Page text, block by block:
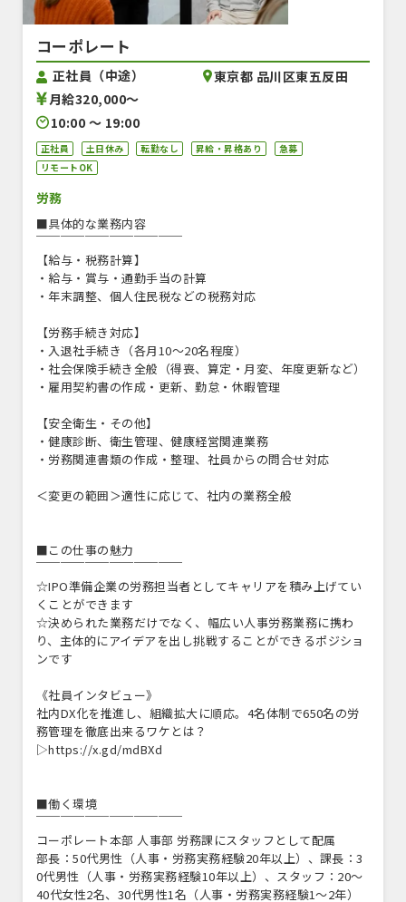
コーポレート
正社員（中途）
月給320,000〜
10:00 〜 19:00
東京都 品川区東五反田
正社員 土日休み 転勤なし 昇給・昇格あり
急募
リモートOK
労務
■具体的な業務内容
￣￣￣￣￣￣￣￣￣￣￣￣
【給与・税務計算】
・給与・賞与・通勤手当の計算
・年末調整、個人住民税などの税務対応
【労務手続き対応】
・入退社手続き（各月10～20名程度）
・社会保険手続き全般（得喪、算定・月変、年度更新など）
・雇用契約書の作成・更新、勤怠・休暇管理
【安全衛生・その他】
・健康診断、衛生管理、健康経営関連業務
・労務関連書類の作成・整理、社員からの問合せ対応
＜変更の範囲＞適性に応じて、社内の業務全般
■この仕事の魅力
￣￣￣￣￣￣￣￣￣￣￣￣
☆IPO準備企業の労務担当者としてキャリアを積み上げてい
くことができます
☆決められた業務だけでなく、幅広い人事労務業務に携わ
り、主体的にアイデアを出し挑戦することができるポジショ
ンです
《社員インタビュー》
社内DX化を推進し、組織拡大に順応。4名体制で650名の労
務管理を徹底出来るワケとは？
▷https://x.gd/mdBXd
■働く環境
￣￣￣￣￣￣￣￣￣￣￣￣
コーポレート本部 人事部 労務課にスタッフとして配属
部長：50代男性（人事・労務実務経験20年以上）、課長：3
0代男性（人事・労務実務経験10年以上）、スタッフ：20～
40代女性2名、30代男性1名（人事・労務実務経験1～2年）